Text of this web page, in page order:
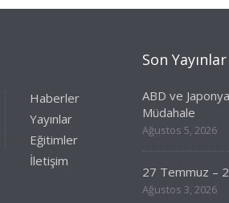
Haberler
Yayınlar
Eğitimler
İletişim
Son Yayınlar
ABD ve
Müdahale
Ağustos 5, 2026
27 Temmuz –
Ağustos 3, 2026